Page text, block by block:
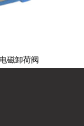
磁卸荷阀